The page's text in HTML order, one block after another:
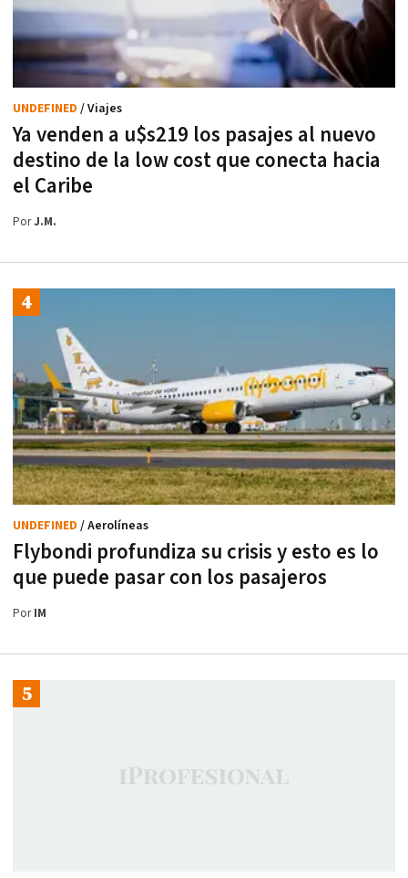
Ya venden a u$s219 los pasajes al nuevo
destino de la low cost que conecta hacia
el Caribe
UNDEFINED / Viajes
PorJ.M.
Flybondi profundiza su crisis y esto es lo
que puede pasar con los pasajeros
UNDEFINED / Aerolíneas
PorIM